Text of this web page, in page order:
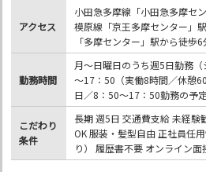
アクセス
小田急多摩線「小田急多摩セ
模原線「京王多摩センター」
「多摩センター」駅から徒歩6
勤務時間
月～日曜日のうち週5日勤務
～17：50（実働8時間／休憩
日／8：50～17：50勤務の予
こだわり
条件
長期 週5日 交通費支給 未経験
OK 服装・髪型自由 正社員任
り） 履歴書不要 オンライン